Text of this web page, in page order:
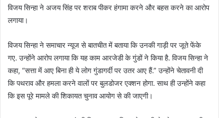
विजय सिन्हा ने अजय सिंह पर शराब पीकर हंगामा करने और बहस करने का आरोप
लगाया।
विजय सिन्हा ने समाचार न्यूज से बातचीत में बताया कि उनकी गाड़ी पर जूते फेंके
गए. उन्होंने आरोप लगाया कि यह काम आरजेडी के गुंडों ने किया है. विजय सिन्हा ने
कहा, “सत्ता में आए बिना ही ये लोग गुंडागर्दी पर उतर आए हैं.” उन्होंने चेतावनी दी
कि पथराव और हमला करने वालों पर बुलडोजर एक्शन होगा. साथ ही उन्होंने कहा
कि इस पूरे मामले की शिकायत चुनाव आयोग से की जाएगी।